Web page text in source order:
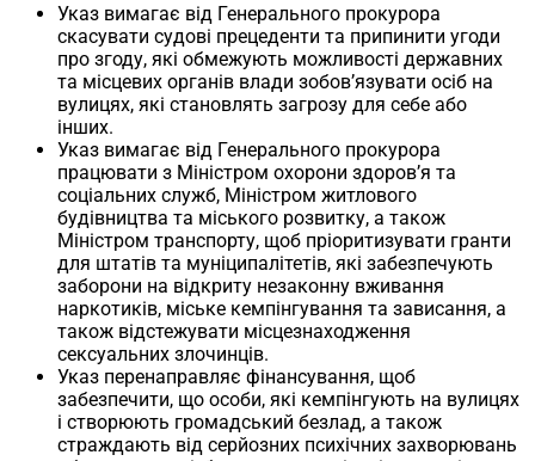
Указ вимагає від Генерального прокурора
скасувати судові прецеденти та припинити угоди
про згоду, які обмежують можливості державних
та місцевих органів влади зобов’язувати осіб на
вулицях, які становлять загрозу для себе або
інших.
Указ вимагає від Генерального прокурора
працювати з Міністром охорони здоров’я та
соціальних служб, Міністром житлового
будівництва та міського розвитку, а також
Міністром транспорту, щоб пріоритизувати гранти
для штатів та муніципалітетів, які забезпечують
заборони на відкриту незаконну вживання
наркотиків, міське кемпінгування та зависання, а
також відстежувати місцезнаходження
сексуальних злочинців.
Указ перенаправляє фінансування, щоб
забезпечити, що особи, які кемпінгують на вулицях
і створюють громадський безлад, а також
страждають від серйозних психічних захворювань